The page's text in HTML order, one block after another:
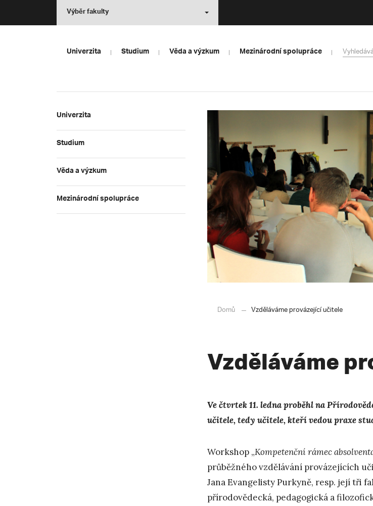
Výběr fakulty
Univerzita Studium Věda a výzkum Mezinárodní spolupráce
Univerzita
Studium
Věda a výzkum
Mezinárodní spolupráce
Domů Vzděláváme provázející učitele
Vzděláváme
Ve čtvrtek 11. ledna proběhl na
učitele, tedy učitele, kteří vedou praxe
Workshop „Kompetenční rámec
průběžného vzdělávání provázejících
Jana Evangelisty Purkyně, resp. její tři
přírodovědecká, pedagogická a